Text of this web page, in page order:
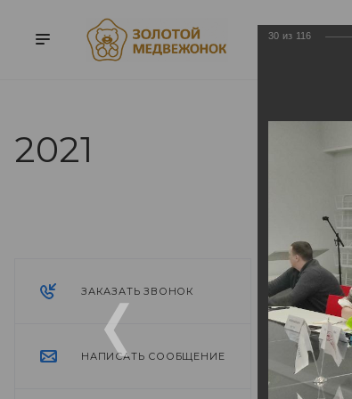
2021
ЗАКАЗАТЬ ЗВОНОК
НАПИСАТЬ СООБЩЕНИЕ
2021
30 из 116